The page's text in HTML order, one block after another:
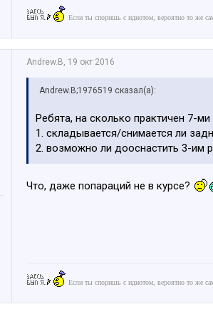
Если ты споришь с идиотом, вероятно то же
Andrew.B 19 окт 2016
Andrew.B;1976519 сказал(а):
Ребята, на сколько практичен 7-
1. складывается/снимается ли
2. возможно ли дооснастить 3-им
Что, даже попараций не в курсе?
Если ты споришь с идиотом, вероятно то же